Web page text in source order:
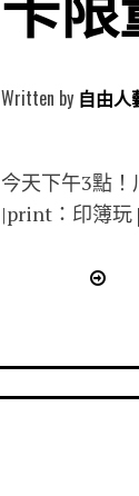
Written by 自由人
今天下午3點
|print：印簿玩